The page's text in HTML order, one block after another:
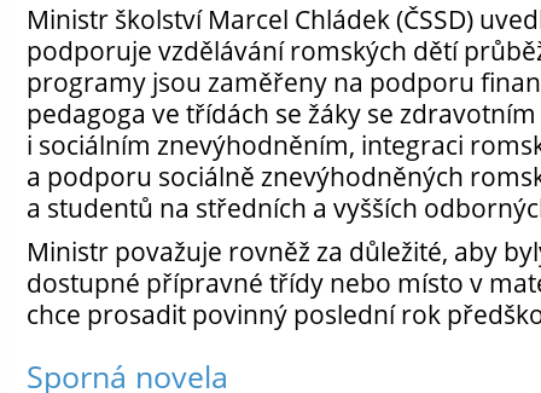
Ministr školství Marcel Chládek (ČSSD)
podporuje vzdělávání romských dětí
programy jsou zaměřeny na podporu
pedagoga ve třídách se žáky se
i sociálním znevýhodněním, integraci
a podporu sociálně znevýhodněných
a studentů na středních a vyšších
Ministr považuje rovněž za důležité, aby
dostupné přípravné třídy nebo místo v
chce prosadit povinný poslední rok
Sporná novela